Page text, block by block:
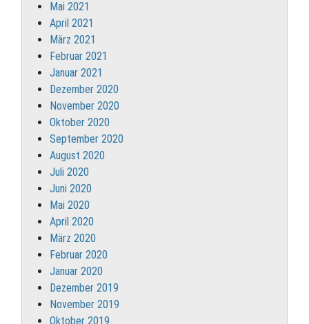
Mai 2021
April 2021
März 2021
Februar 2021
Januar 2021
Dezember 2020
November 2020
Oktober 2020
September 2020
August 2020
Juli 2020
Juni 2020
Mai 2020
April 2020
März 2020
Februar 2020
Januar 2020
Dezember 2019
November 2019
Oktober 2019